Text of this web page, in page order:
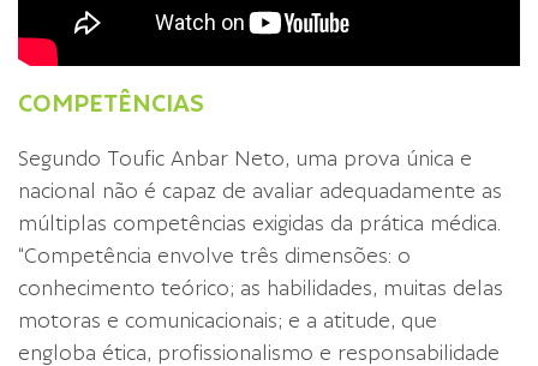
COMPETÊNCIAS
Segundo Toufic Anbar Neto, uma prova única e
nacional não é capaz de avaliar adequadamente as
múltiplas competências exigidas da prática médica.
“Competência envolve três dimensões: o
conhecimento teórico; as habilidades, muitas delas
motoras e comunicacionais; e a atitude, que
engloba ética, profissionalismo e responsabilidade